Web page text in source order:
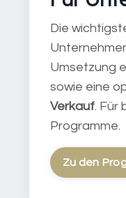
Die
Umsetzung
sowie eine
Verkauf. Für
Programme.
Zu den